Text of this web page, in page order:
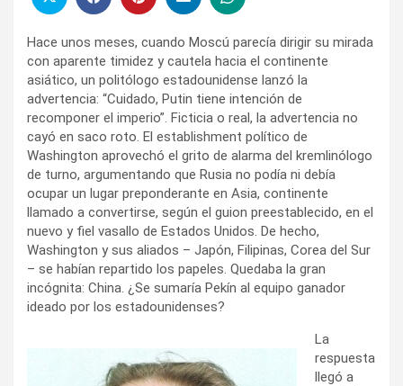
Hace unos meses, cuando Moscú parecía dirigir su mirada
con aparente timidez y cautela hacia el continente
asiático, un politólogo estadounidense lanzó la
advertencia: “Cuidado, Putin tiene intención de
recomponer el imperio”. Ficticia o real, la advertencia no
cayó en saco roto. El establishment político de
Washington aprovechó el grito de alarma del kremlinólogo
de turno, argumentando que Rusia no podía ni debía
ocupar un lugar preponderante en Asia, continente
llamado a convertirse, según el guion preestablecido, en el
nuevo y fiel vasallo de Estados Unidos. De hecho,
Washington y sus aliados – Japón, Filipinas, Corea del Sur
– se habían repartido los papeles. Quedaba la gran
incógnita: China. ¿Se sumaría Pekín al equipo ganador
ideado por los estadounidenses?
La
respuesta
llegó a